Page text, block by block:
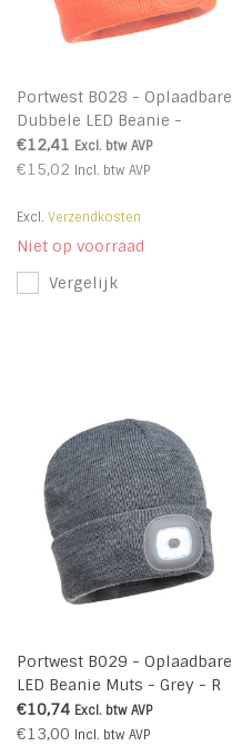
Portwest B028 - Oplaadbare
Dubbele LED Beanie -
Orange - R
€12,41 Excl. btw AVP
€15,02 Incl. btw AVP
Excl. Verzendkosten
Niet op voorraad
Vergelijk
Portwest B029 - Oplaadbare
LED Beanie Muts - Grey - R
€10,74 Excl. btw AVP
€13,00 Incl. btw AVP